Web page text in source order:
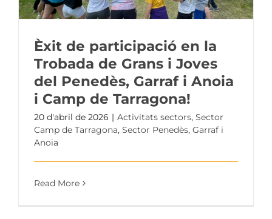
Èxit de participació en la
Trobada de Grans i Joves
del Penedès, Garraf i Anoia
i Camp de Tarragona!
20 d'abril de 2026 | Activitats sectors, Sector
Camp de Tarragona, Sector Penedès, Garraf i
Anoia
Read More